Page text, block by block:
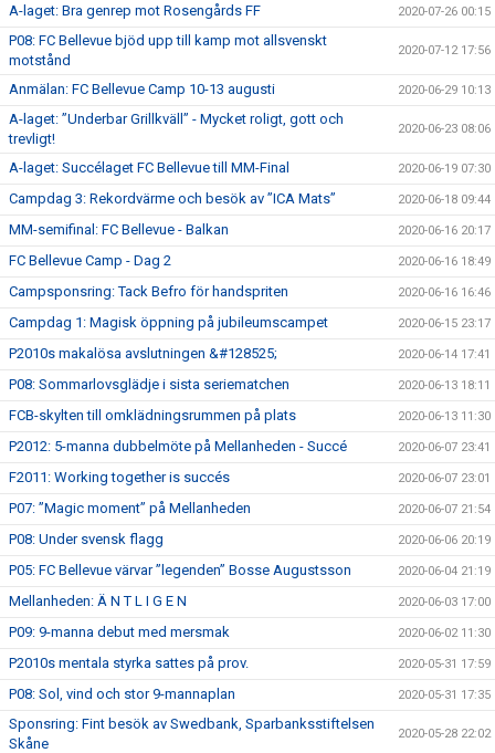
A-laget: Bra genrep mot Rosengårds FF 2020-07-26 00:15
P08: FC Bellevue bjöd upp till kamp mot allsvenskt
motstånd
2020-07-12 17:56
Anmälan: FC Bellevue Camp 10-13 augusti 2020-06-29 10:13
A-laget: ”Underbar Grillkväll” - Mycket roligt, gott och
trevligt!
2020-06-23 08:06
A-laget: Succélaget FC Bellevue till MM-Final 2020-06-19 07:30
Campdag 3: Rekordvärme och besök av ”ICA Mats” 2020-06-18 09:44
MM-semifinal: FC Bellevue - Balkan 2020-06-16 20:17
FC Bellevue Camp - Dag 2 2020-06-16 18:49
Campsponsring: Tack Befro för handspriten 2020-06-16 16:46
Campdag 1: Magisk öppning på jubileumscampet 2020-06-15 23:17
P2010s makalösa avslutningen &#128525; 2020-06-14 17:41
P08: Sommarlovsglädje i sista seriematchen 2020-06-13 18:11
FCB-skylten till omklädningsrummen på plats 2020-06-13 11:30
P2012: 5-manna dubbelmöte på Mellanheden - Succé 2020-06-07 23:41
F2011: Working together is succés 2020-06-07 23:01
P07: ”Magic moment” på Mellanheden 2020-06-07 21:54
P08: Under svensk flagg 2020-06-06 20:19
P05: FC Bellevue värvar ”legenden” Bosse Augustsson 2020-06-04 21:19
Mellanheden: Ä N T L I G E N 2020-06-03 17:00
P09: 9-manna debut med mersmak 2020-06-02 11:30
P2010s mentala styrka sattes på prov. 2020-05-31 17:59
P08: Sol, vind och stor 9-mannaplan 2020-05-31 17:35
Sponsring: Fint besök av Swedbank, Sparbanksstiftelsen
Skåne
2020-05-28 22:02